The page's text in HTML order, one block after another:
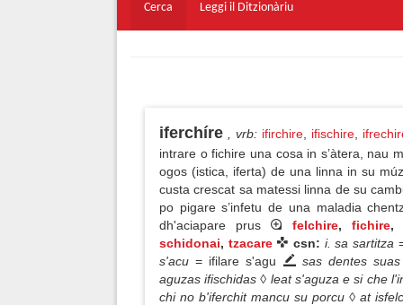
Cerca Leggi il Ditzionàriu
iferchíre , vrb: ifirchire ifischire
intrare o fichire una cosa in s’àtera, nau
ogos (istica, iferta) de una linna in su
custa crescat sa matessi linna de su
po pigare s’infetu de una maladia
dh'aciapare prus
felchire, fichire,
schidonai, tzacare csn: i. sa sartitza
s'acu= ifilare s'agu
sas dentes
aguzas ifischidas ◊ leat s'aguza e si che
chi no b'iferchit mancu su porcu ◊ at